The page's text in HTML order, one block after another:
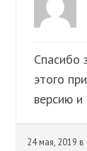
Спасибо
этого
версию
24 мая, 2019 в